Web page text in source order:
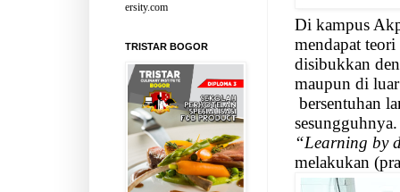
Di kampus
mendapat
disibukkan
maupun di
bersentuhan
“Learning by
melakukan
ersity.com
TRISTAR BOGOR